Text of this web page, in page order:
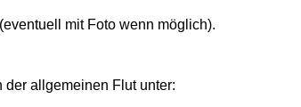
mit Foto wenn möglich).
allgemeinen Flut unter: